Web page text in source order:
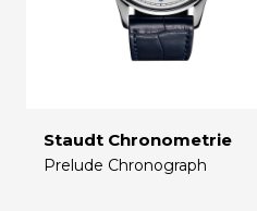
Staudt Chronometrie
Prelude Chronograph